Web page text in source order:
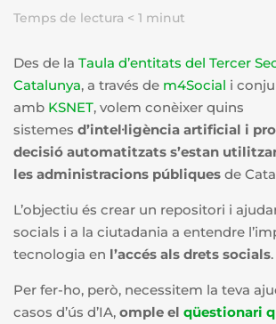
Temps de lectura < 1 minut
Des de la Taula d’entitats del Tercer
Catalunya, a través de m4Social i
amb KSNET, volem conèixer quins
sistemes d’intel·ligència artificial i
decisió automatitzats s’estan
les administracions públiques de
L’objectiu és crear un repositori i
socials i a la ciutadania a entendre
tecnologia en l’accés als drets socials.
Per fer-ho, però, necessitem la teva
casos d’ús d’IA, omple el qüestionari